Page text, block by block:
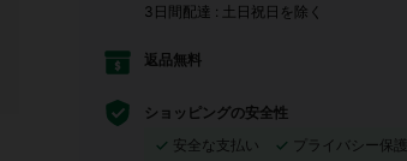
3日間配達 : 土日祝日を除く
返品無料
ショッピングの安全性
安全な支払い
プライバシー保護